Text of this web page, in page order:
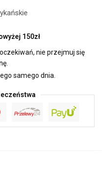
150zł
nie przejmuj się
samego dnia.